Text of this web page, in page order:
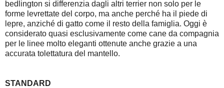
bedlington si differenzia dagli altri terrier non solo per le
forme levrettate del corpo, ma anche perché ha il piede di
lepre, anziché di gatto come il resto della famiglia. Oggi è
considerato quasi esclusivamente come cane da compagnia
per le linee molto eleganti ottenute anche grazie a una
accurata tolettatura del mantello.
STANDARD